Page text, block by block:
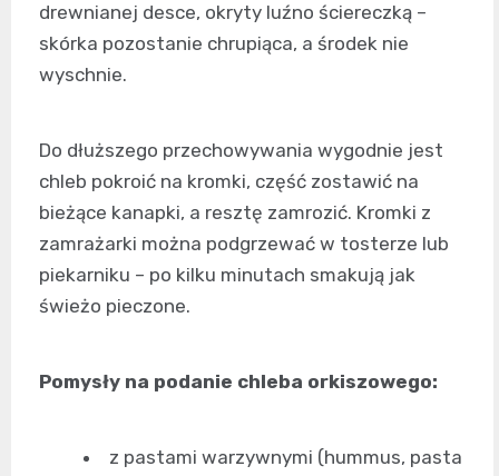
drewnianej desce, okryty luźno ściereczką –
skórka pozostanie chrupiąca, a środek nie
wyschnie.
Do dłuższego przechowywania wygodnie jest
chleb pokroić na kromki, część zostawić na
bieżące kanapki, a resztę zamrozić. Kromki z
zamrażarki można podgrzewać w tosterze lub
piekarniku – po kilku minutach smakują jak
świeżo pieczone.
Pomysły na podanie chleba orkiszowego:
z pastami warzywnymi (hummus, pasta